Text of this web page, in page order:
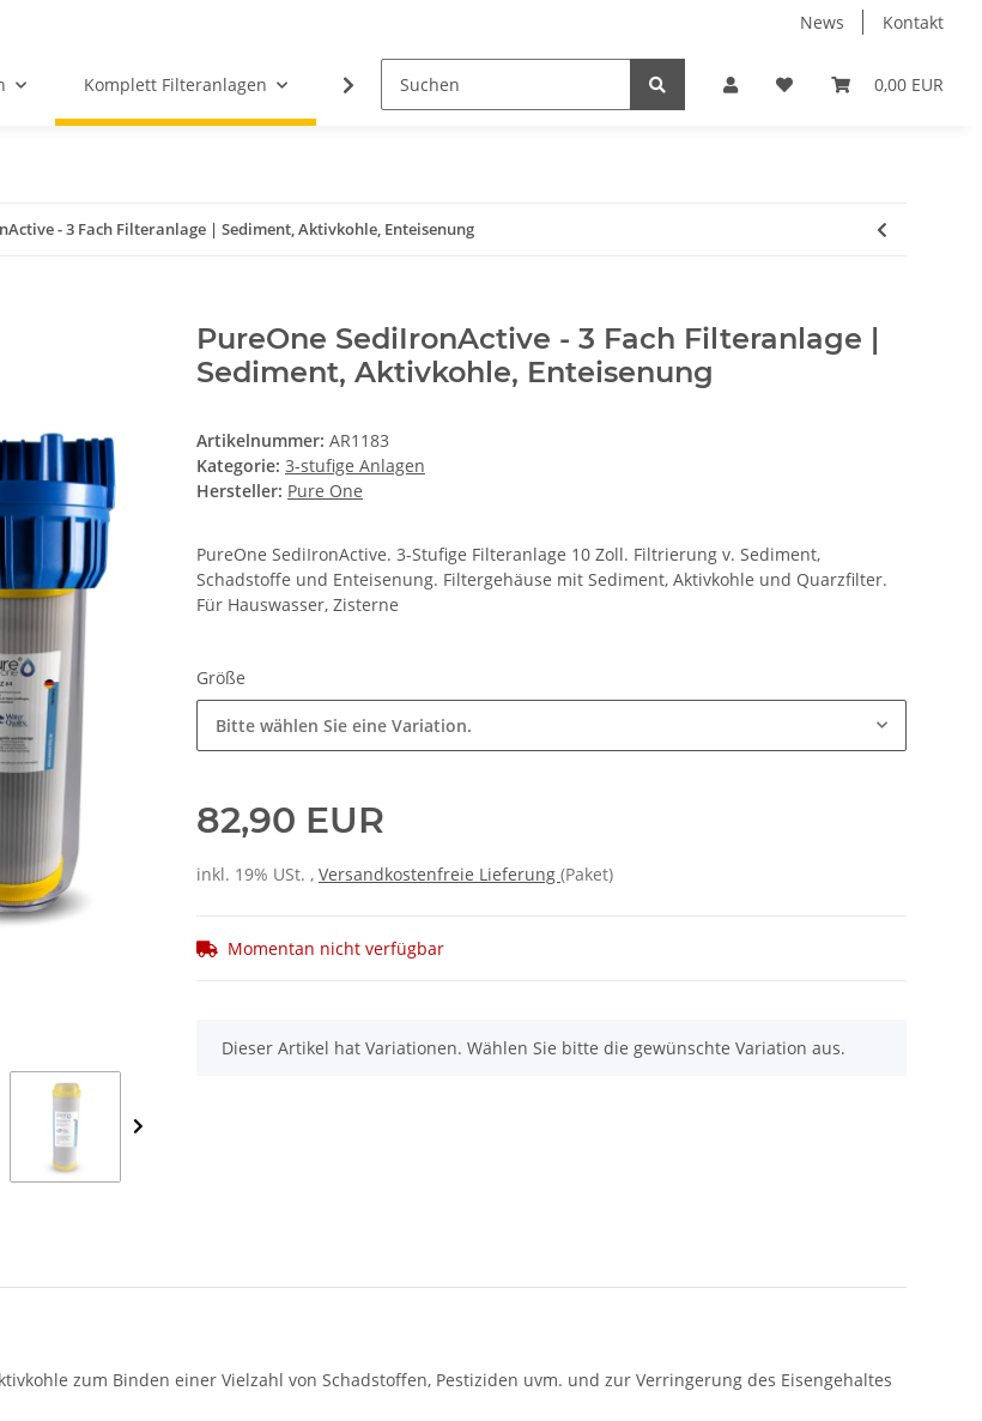
News Kontakt
0,00 EUR
Komplett Filteranlagen Messtechnik Verbindungsteile & Fittinge
- 3 Fach Filteranlage | Sediment, Aktivkohle, Enteisenung
PureOne SediIronActive - 3 Fach Filteranlage |
Sediment, Aktivkohle, Enteisenung
Artikelnummer: AR1183
Kategorie: 3-stufige Anlagen
Hersteller: Pure One
PureOne SediIronActive. 3-Stufige Filteranlage 10 Zoll. Filtrierung v. Sediment,
Schadstoffe und Enteisenung. Filtergehäuse mit Sediment, Aktivkohle und Quarzfilter.
Für Hauswasser, Zisterne
Größe
Bitte wählen Sie eine Variation.
82,90 EUR
inkl. 19% USt. , Versandkostenfreie Lieferung (Paket)
Momentan nicht verfügbar
x
Dieser Artikel hat Variationen. Wählen Sie bitte die gewünschte Variation aus.
zum Binden einer Vielzahl von Schadstoffen, Pestiziden uvm. und zur Verringerung des Eisengehaltes